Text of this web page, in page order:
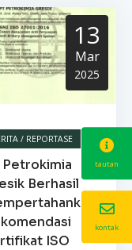
13
Mar
2025
/ REPORTASE
Petrokimia
Berhasil
ISO
tautan
kontak